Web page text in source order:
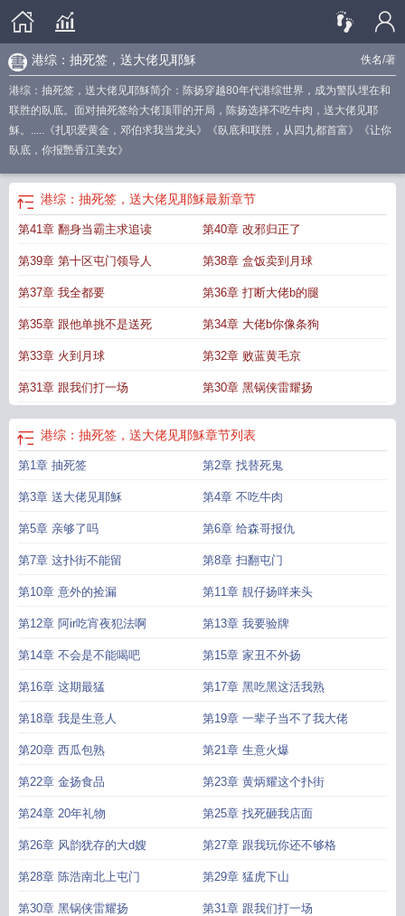
佚名/著
港综：抽死签，送大佬见耶穌
港综：抽死签，送大佬见耶穌简介：陈扬穿越80年代港综世界，成为警队埋在和
联胜的臥底。面对抽死签给大佬顶罪的开局，陈扬选择不吃牛肉，送大佬见耶
穌。.....《扎职爱黄金，邓伯求我当龙头》《臥底和联胜，从四九都首富》《让你
臥底，你报艷香江美女》
港综：抽死签，送大佬见耶穌最新章节
第41章 翻身当霸主求追读 第40章 改邪归正了
第39章 第十区屯门领导人 第38章 盒饭卖到月球
第37章 我全都要 第36章 打断大佬b的腿
第35章 跟他单挑不是送死 第34章 大佬b你像条狗
第33章 火到月球 第32章 败蓝黄毛京
第31章 跟我们打一场 第30章 黑锅侠雷耀扬
港综：抽死签，送大佬见耶穌章节列表
第1章 抽死签 第2章 找替死鬼
第3章 送大佬见耶穌 第4章 不吃牛肉
第5章 亲够了吗 第6章 给森哥报仇
第7章 这扑街不能留 第8章 扫翻屯门
第10章 意外的捡漏 第11章 靚仔扬咩来头
第12章 阿ir吃宵夜犯法啊 第13章 我要验牌
第14章 不会是不能喝吧 第15章 家丑不外扬
第16章 这期最猛 第17章 黑吃黑这活我熟
第18章 我是生意人 第19章 一辈子当不了我大佬
第20章 西瓜包熟 第21章 生意火爆
第22章 金扬食品 第23章 黄炳耀这个扑街
第24章 20年礼物 第25章 找死砸我店面
第26章 风韵犹存的大d嫂 第27章 跟我玩你还不够格
第28章 陈浩南北上屯门 第29章 猛虎下山
第30章 黑锅侠雷耀扬 第31章 跟我们打一场